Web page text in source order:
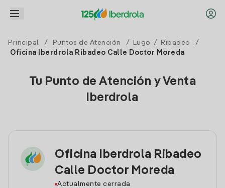
Principal / Puntos de Atención / Lugo / Ribadeo
/
Oficina Iberdrola Ribadeo Calle Doctor Moreda
Tu Punto de Atención y Venta
Iberdrola
Oficina Iberdrola Ribadeo
Calle Doctor Moreda
Actualmente cerrada